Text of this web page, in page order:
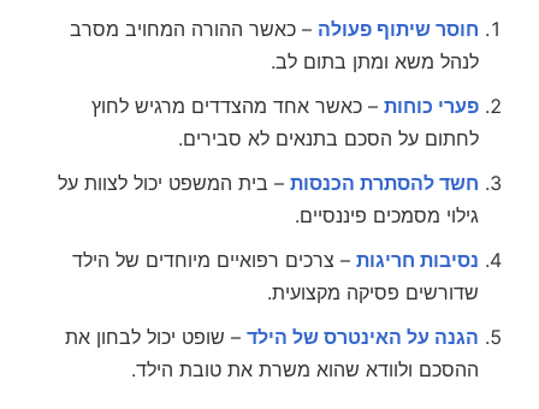
חוסר שיתוף פעולה – כאשר ההורה המחויב מסרב
לנהל משא ומתן בתום לב.
פערי כוחות – כאשר אחד מהצדדים מרגיש לחוץ
לחתום על הסכם בתנאים לא סבירים.
חשד להסתרת הכנסות – בית המשפט יכול לצוות על
גילוי מסמכים פיננסיים.
נסיבות חריגות – צרכים רפואיים מיוחדים של הילד
שדורשים פסיקה מקצועית.
הגנה על האינטרס של הילד – שופט יכול לבחון את
ההסכם ולוודא שהוא משרת את טובת הילד.